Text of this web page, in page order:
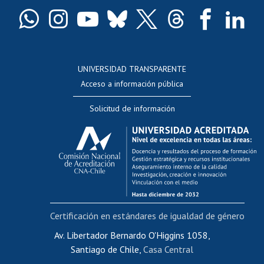
Docentes
Evaluación docente
Calificación académica
Postulación al AUCAI
Funcionarias/os
Cursos internos de capacitación
Bienestar del personal
Portal de movilidad interna
Certificado de renta
Certificado de renta honorarios
UNIVERSIDAD TRANSPARENTE
Acceso a información pública
Solicitud de información
Av. Libertador Bernardo O'Higgins 1058,
Santiago de Chile, Casa Central
Certificación en estándares de igualdad de género